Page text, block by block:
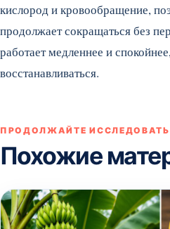
кислород и кровообращение,
продолжает сокращаться без
работает медленнее и
восстанавливаться.
ПРОДОЛЖАЙТЕ ИССЛЕДОВАТЬ
Похожие